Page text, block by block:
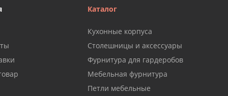
Каталог
Кухонные корпуса
Столешницы и аксессуары
Фурнитура для гардеробов
Мебельная фурнитура
Петли мебельные